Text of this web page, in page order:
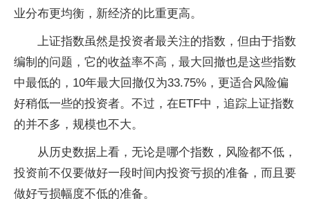
业分布更均衡，新经济的比重更高。
上证指数虽然是投资者最关注的指数，但由于指数
编制的问题，它的收益率不高，最大回撤也是这些指数
中最低的，10年最大回撤仅为33.75%，更适合风险偏
好稍低一些的投资者。不过，在ETF中，追踪上证指数
的并不多，规模也不大。
从历史数据上看，无论是哪个指数，风险都不低，
投资前不仅要做好一段时间内投资亏损的准备，而且要
做好亏损幅度不低的准备。